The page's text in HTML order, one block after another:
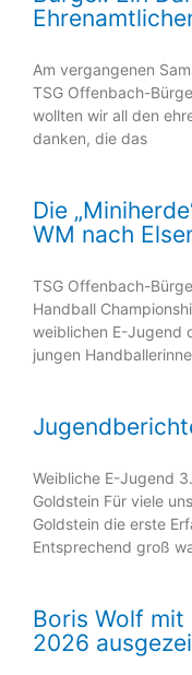
Am vergangenen
TSG Offenbach-
wollten wir all den
danken, die das
Die
WM nach
TSG Offenbach-
Handball
weiblichen E-Jugend
jungen
Weibliche E-Jugend
Goldstein Für viele
Goldstein die erste
Entsprechend groß
Boris Wolf mit
2026